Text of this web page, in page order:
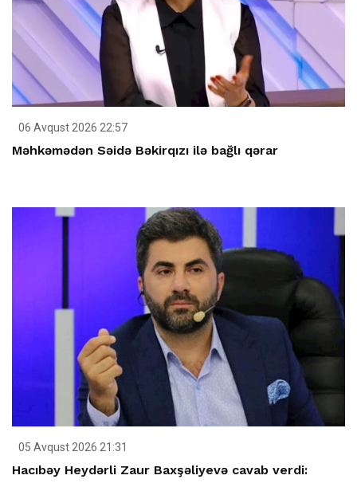
06 Avqust 2026 22:57
Məhkəmədən Səidə Bəkirqızı ilə bağlı qərar
05 Avqust 2026 21:31
Hacıbəy Heydərli Zaur Baxşəliyevə cavab verdi: